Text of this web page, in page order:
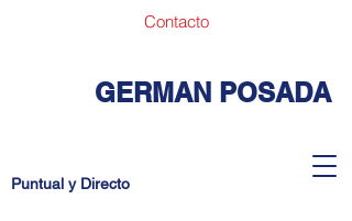
Contacto
GERMAN POSADA
Puntual y Directo